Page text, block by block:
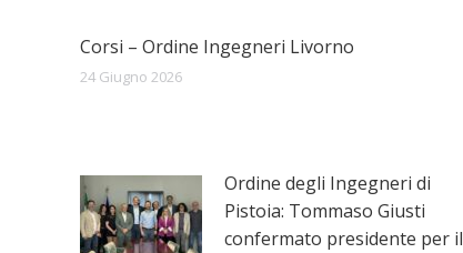
Corsi – Ordine Ingegneri Livorno
24 Giugno 2026
Ordine degli Ingegneri di
Pistoia: Tommaso Giusti
confermato presidente per il